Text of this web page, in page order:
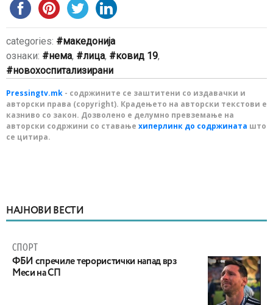
categories:
македонија
ознаки:
нема, лица, ковид 19,
новохоспитализирани
Pressingtv.mk - содржините се заштитени со издавачки и
авторски права (copyright). Крадењето на авторски текстови е
казниво со закон. Дозволено е делумно превземање на
авторски содржини со ставање хиперлинк до содржината што
се цитира.
НАЈНОВИ ВЕСТИ
СПОРТ
ФБИ спречиле терористички напад врз
Меси на СП